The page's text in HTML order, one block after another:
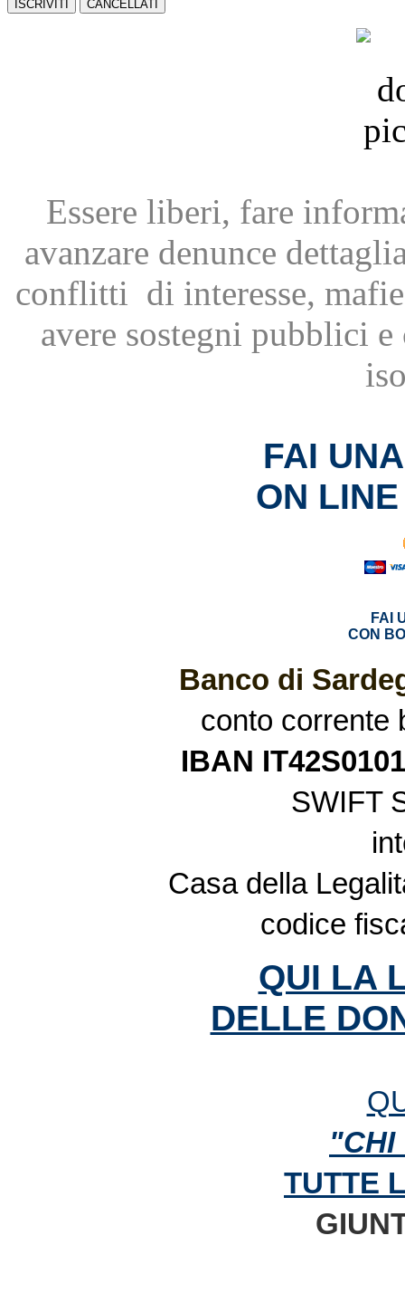
Essere liberi, fare
avanzare denunce
conflitti di interesse,
avere sostegni pubblici
FAI
ON
FAI
CON
Banco di
conto corrente
IBAN
SWIFT
Casa della
codice
QUI LA
DELLE
"CHI
TUTTE